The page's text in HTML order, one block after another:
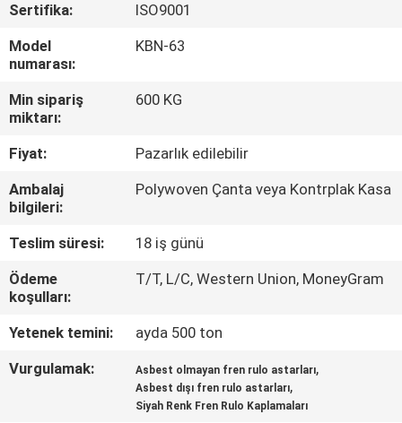
FABRIKA
TURU
KALITE
KONTROL
BIZE
ULAŞIN
BIR
Sertifika:
ISO9001
Model
numarası:
KBN-63
Min sipariş
miktarı:
600 KG
Fiyat:
Pazarlık edilebilir
Ambalaj
bilgileri:
Polywoven Çanta veya Kontrplak Kasa
Teslim süresi:
18 iş günü
Ödeme
koşulları:
T/T, L/C, Western Union, MoneyGram
Yetenek temini:
ayda 500 ton
Vurgulamak:
Asbest olmayan fren rulo astarları,
Asbest dışı fren rulo astarları,
Siyah Renk Fren Rulo Kaplamaları